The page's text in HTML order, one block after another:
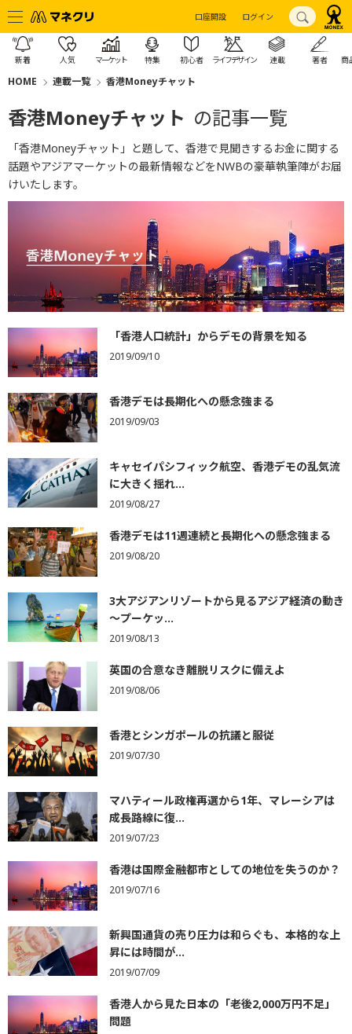
口座開設 ログイン
新着 人気 マーケット 特集 初心者 ライフデザイン 連載 著者 商
HOME 連載一覧 香港Moneyチャット
香港Moneyチャット の記事一覧
「香港Moneyチャット」と題して、香港で見聞きするお金に関する
話題やアジアマーケットの最新情報などをNWBの豪華執筆陣がお届
けいたします。
「香港人口統計」からデモの背景を知る
2019/09/10
香港デモは長期化への懸念強まる
2019/09/03
キャセイパシフィック航空、香港デモの乱気流
に大きく揺れ...
2019/08/27
香港デモは11週連続と長期化への懸念強まる
2019/08/20
3大アジアンリゾートから見るアジア経済の動き
～プーケッ...
2019/08/13
英国の合意なき離脱リスクに備えよ
2019/08/06
香港とシンガポールの抗議と服従
2019/07/30
マハティール政権再選から1年、マレーシアは
成長路線に復...
2019/07/23
香港は国際金融都市としての地位を失うのか？
2019/07/16
新興国通貨の売り圧力は和らぐも、本格的な上
昇には時間が...
2019/07/09
香港人から見た日本の「老後2,000万円不足」
問題